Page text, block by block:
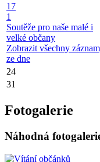
17
1
Soutěže pro naše malé i
velké občany
Zobrazit všechny
ze dne
24
31
Fotogalerie
Náhodná